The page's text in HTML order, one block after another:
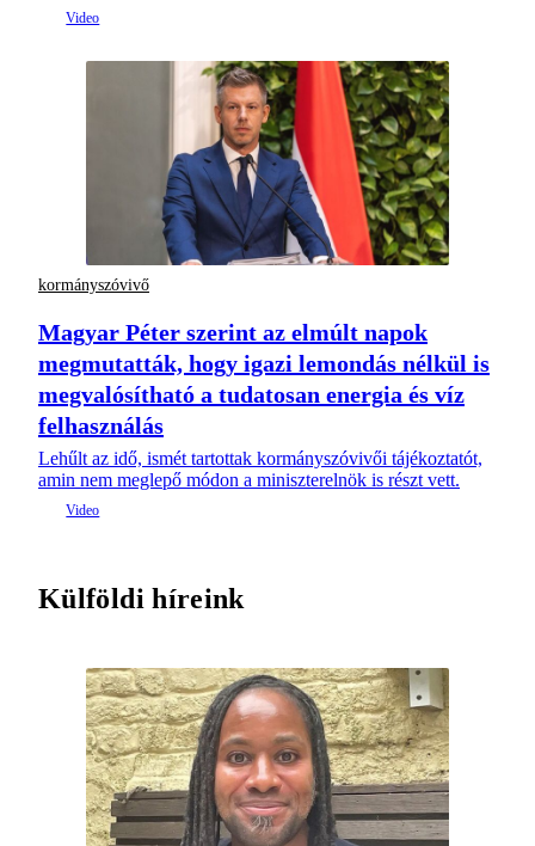
kormányszóvivő
Magyar Péter szerint az elmúlt napok
megmutatták, hogy igazi lemondás nélkül is
megvalósítható a tudatosan energia és víz
felhasználás
Lehűlt az idő, ismét tartottak kormányszóvivői tájékoztatót,
amin nem meglepő módon a miniszterelnök is részt vett.
Külföldi híreink